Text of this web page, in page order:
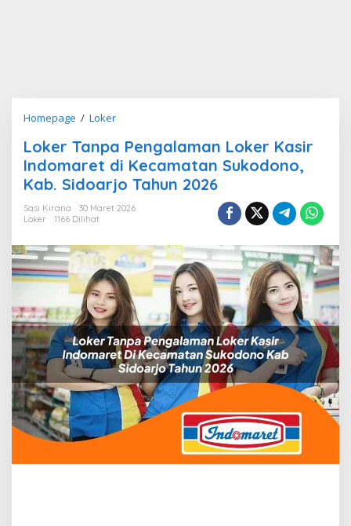
Homepage / LokerLoker
Pengalaman
Loker
Kasir
Indomaret
di
Sukodono,
Kab.
Sidoarjo
Tahun
2026
Loker Tanpa Pengalaman Loker Kasir
Indomaret di Kecamatan Sukodono,
Kab. Sidoarjo Tahun 2026
Sasi Kirana
30 Maret 2026
Loker
1166 Dilihat